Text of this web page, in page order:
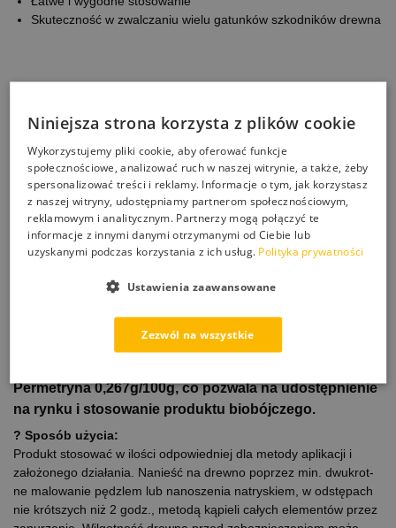
Skuteczność w zwalczaniu wielu gatunków szkodników drewna
przed insektami oraz zwalczenie szkodników w już
zainfekowanym drewnie. Impregnat zapewnia 100% skuteczność
już po pierwszym użyciu, co sprawia, że drewno jest odpowiednio
zabezpieczone. Preparat jest łatwy i wygodny w użyciu – można
go nanosić na drewno poprzez minimum dwukrotne malowanie
pędzlem lub natrysk, w odstępach nie krótszych niż 2 godziny.
? Dzięki impregnatowi do drewna ONE SHOT można
zwalczyć wiele gatunków szkodników drewna, takich
miazgowiec, zmorsznik, krokwiowiec oraz termit.
Impregnat jest bezpieczny dla ludzi i zwierząt, a skład
Permetryna 0,267g/100g, co pozwala na udostępnienie
na rynku i stosowanie produktu biobójczego.
? Sposób użycia:
Produkt stosować w ilości odpowiedniej dla metody aplikacji i
założonego działania. Nanieść na drewno poprzez min. dwukrot­
ne malowanie pędzlem lub nanoszenia natryskiem, w odstępach
nie krótszych niż 2 godz., metodą kąpieli całych elementów przez
Niniejsza strona korzysta z plików cookie
Wykorzystujemy pliki cookie, aby oferować funkcje
społecznościowe, analizować ruch w naszej witrynie, a także, żeby
spersonalizować treści i reklamy. Informacje o tym, jak korzystasz
z naszej witryny, udostępniamy partnerom społecznościowym,
reklamowym i analitycznym. Partnerzy mogą połączyć te
informacje z innymi danymi otrzymanymi od Ciebie lub
uzyskanymi podczas korzystania z ich usług. Polityka prywatności
Zezwól na wszystkie
Ustawienia zaawansowane